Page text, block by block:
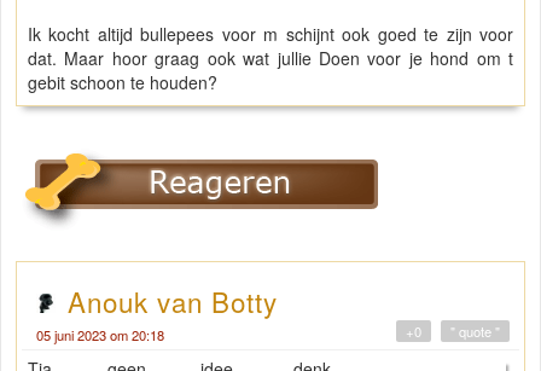
Ik kocht altijd bullepees voor m schijnt ook goed te zijn voor
dat. Maar hoor graag ook wat jullie Doen voor je hond om t
gebit schoon te houden?
Anouk van Botty
05 juni 2023 om 20:18 " quote "
+0